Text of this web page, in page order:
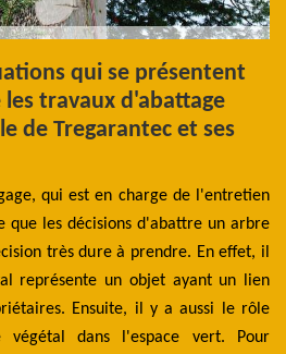
qui se présentent
travaux d'abattage
de Tregarantec et ses
qui est en charge de l'entretien
que les décisions d'abattre un arbre
très dure à prendre. En effet, il
représente un objet ayant un lien
Ensuite, il y a aussi le rôle
végétal dans l'espace vert. Pour